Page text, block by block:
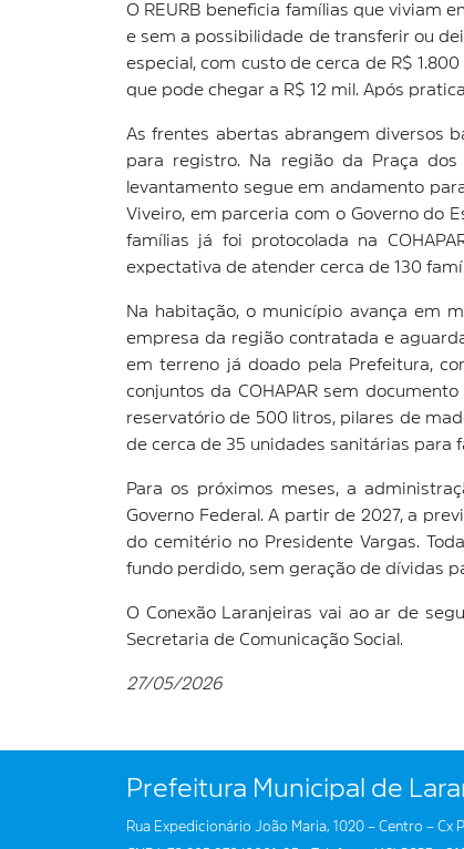
O REURB beneficia famílias que viviam
e sem a possibilidade de transferir ou
especial, com custo de cerca de R$
que pode chegar a R$ 12 mil. Após
As frentes abertas abrangem diversos
para registro. Na região da Praça
levantamento segue em andamento
Viveiro, em parceria com o Governo do
famílias já foi protocolada na
expectativa de atender cerca de 130
Na habitação, o município avança em
empresa da região contratada e
em terreno já doado pela Prefeitura,
conjuntos da COHAPAR sem
reservatório de 500 litros, pilares de
de cerca de 35 unidades sanitárias para
Para os próximos meses, a
Governo Federal. A partir de 2027, a
do cemitério no Presidente Vargas.
fundo perdido, sem geração de dívidas
O Conexão Laranjeiras vai ao ar de
Secretaria de Comunicação Social.
27/05/2026
Prefeitura Municipal de
Rua Expedicionário João Maria, 1020 – Centro – Cx